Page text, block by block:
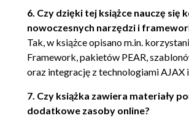
Funkcje identyfikujące
Identyfikatory (76)
Zmienne (76)
Deklaracje zmiennych
Zasięg zmiennych (78)
Zmienne superglobalne
6. Czy dzięki tej książce nauczę się
nowoczesnych narzędzi i
Tak, w książce opisano m.in.
Framework, pakietów PEAR,
oraz integrację z technologiami AJAX
7. Czy książka zawiera materiały
dodatkowe zasoby online?